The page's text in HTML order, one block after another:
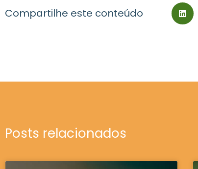
Compartilhe este conteúdo
Posts relacionados